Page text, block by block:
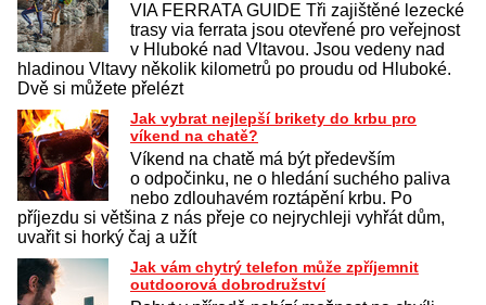
VIA FERRATA GUIDE Tři zajištěné lezecké
trasy via ferrata jsou otevřené pro veřejnost
v Hluboké nad Vltavou. Jsou vedeny nad
hladinou Vltavy několik kilometrů po proudu od Hluboké.
Dvě si můžete přelézt
Jak vybrat nejlepší brikety do krbu pro
víkend na chatě?
Víkend na chatě má být především
o odpočinku, ne o hledání suchého paliva
nebo zdlouhavém roztápění krbu. Po
příjezdu si většina z nás přeje co nejrychleji vyhřát dům,
uvařit si horký čaj a užít
Jak vám chytrý telefon může zpříjemnit
outdoorová dobrodružství